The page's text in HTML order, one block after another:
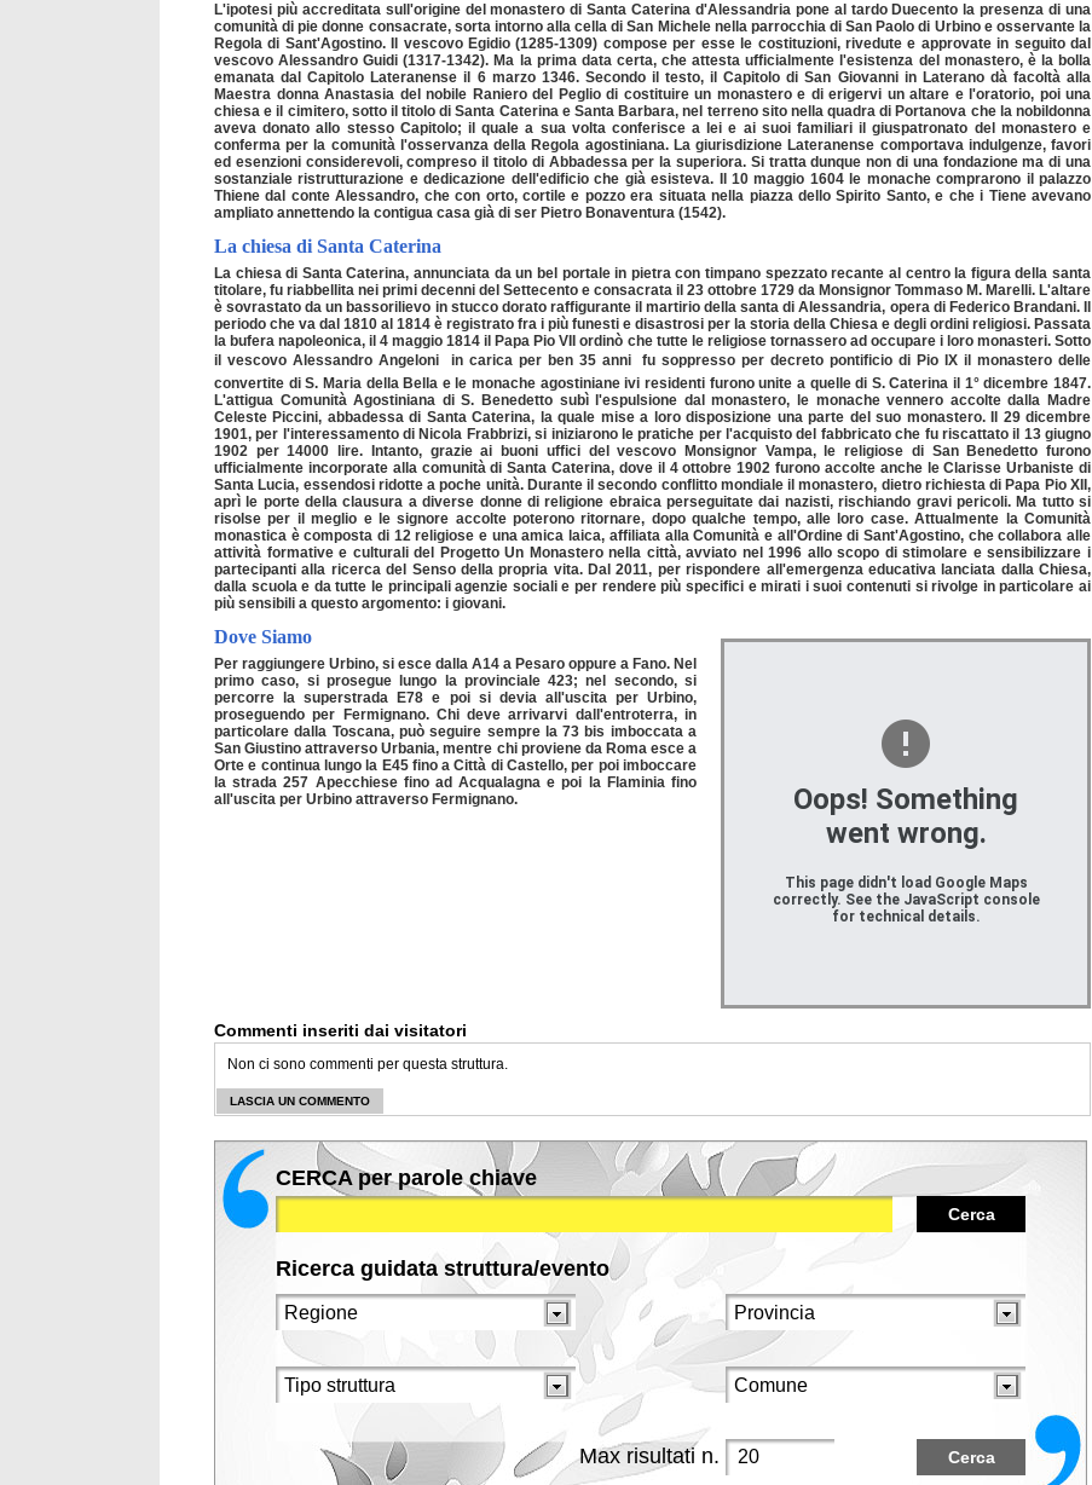
L'ipotesi più accreditata sull'origine del monastero di Santa Caterina d'Alessandria pone al tardo Duecento la presenza di una
comunità di pie donne consacrate, sorta intorno alla cella di San Michele nella parrocchia di San Paolo di Urbino e osservante la
Regola di Sant'Agostino. Il vescovo Egidio (1285-1309) compose per esse le costituzioni, rivedute e approvate in seguito dal
vescovo Alessandro Guidi (1317-1342). Ma la prima data certa, che attesta ufficialmente l'esistenza del monastero, è la bolla
emanata dal Capitolo Lateranense il 6 marzo 1346. Secondo il testo, il Capitolo di San Giovanni in Laterano dà facoltà alla
Maestra donna Anastasia del nobile Raniero del Peglio di costituire un monastero e di erigervi un altare e l'oratorio, poi una
chiesa e il cimitero, sotto il titolo di Santa Caterina e Santa Barbara, nel terreno sito nella quadra di Portanova che la nobildonna
aveva donato allo stesso Capitolo; il quale a sua volta conferisce a lei e ai suoi familiari il giuspatronato del monastero e
conferma per la comunità l'osservanza della Regola agostiniana. La giurisdizione Lateranense comportava indulgenze, favori
ed esenzioni considerevoli, compreso il titolo di Abbadessa per la superiora. Si tratta dunque non di una fondazione ma di una
sostanziale ristrutturazione e dedicazione dell'edificio che già esisteva. Il 10 maggio 1604 le monache comprarono il palazzo
Thiene dal conte Alessandro, che con orto, cortile e pozzo era situata nella piazza dello Spirito Santo, e che i Tiene avevano
ampliato annettendo la contigua casa già di ser Pietro Bonaventura (1542).
La chiesa di Santa Caterina
La chiesa di Santa Caterina, annunciata da un bel portale in pietra con timpano spezzato recante al centro la figura della santa
titolare, fu riabbellita nei primi decenni del Settecento e consacrata il 23 ottobre 1729 da Monsignor Tommaso M. Marelli. L'altare
è sovrastato da un bassorilievo in stucco dorato raffigurante il martirio della santa di Alessandria, opera di Federico Brandani. Il
periodo che va dal 1810 al 1814 è registrato fra i più funesti e disastrosi per la storia della Chiesa e degli ordini religiosi. Passata
la bufera napoleonica, il 4 maggio 1814 il Papa Pio VII ordinò che tutte le religiose tornassero ad occupare i loro monasteri. Sotto
il vescovo Alessandro Angeloni  in carica per ben 35 anni  fu soppresso per decreto pontificio di Pio IX il monastero delle
convertite di S. Maria della Bella e le monache agostiniane ivi residenti furono unite a quelle di S. Caterina il 1° dicembre 1847.
L'attigua Comunità Agostiniana di S. Benedetto subì l'espulsione dal monastero, le monache vennero accolte dalla Madre
Celeste Piccini, abbadessa di Santa Caterina, la quale mise a loro disposizione una parte del suo monastero. Il 29 dicembre
1901, per l'interessamento di Nicola Frabbrizi, si iniziarono le pratiche per l'acquisto del fabbricato che fu riscattato il 13 giugno
1902 per 14000 lire. Intanto, grazie ai buoni uffici del vescovo Monsignor Vampa, le religiose di San Benedetto furono
ufficialmente incorporate alla comunità di Santa Caterina, dove il 4 ottobre 1902 furono accolte anche le Clarisse Urbaniste di
Santa Lucia, essendosi ridotte a poche unità. Durante il secondo conflitto mondiale il monastero, dietro richiesta di Papa Pio XII,
aprì le porte della clausura a diverse donne di religione ebraica perseguitate dai nazisti, rischiando gravi pericoli. Ma tutto si
risolse per il meglio e le signore accolte poterono ritornare, dopo qualche tempo, alle loro case. Attualmente la Comunità
monastica è composta di 12 religiose e una amica laica, affiliata alla Comunità e all'Ordine di Sant'Agostino, che collabora alle
attività formative e culturali del Progetto Un Monastero nella città, avviato nel 1996 allo scopo di stimolare e sensibilizzare i
partecipanti alla ricerca del Senso della propria vita. Dal 2011, per rispondere all'emergenza educativa lanciata dalla Chiesa,
dalla scuola e da tutte le principali agenzie sociali e per rendere più specifici e mirati i suoi contenuti si rivolge in particolare ai
più sensibili a questo argomento: i giovani.
Oops! Something
went wrong.
This page didn't load Google Maps
correctly. See the JavaScript console
for technical details.
Dove Siamo
Per raggiungere Urbino, si esce dalla A14 a Pesaro oppure a Fano. Nel
primo caso, si prosegue lungo la provinciale 423; nel secondo, si
percorre la superstrada E78 e poi si devia all'uscita per Urbino,
proseguendo per Fermignano. Chi deve arrivarvi dall'entroterra, in
particolare dalla Toscana, può seguire sempre la 73 bis imboccata a
San Giustino attraverso Urbania, mentre chi proviene da Roma esce a
Orte e continua lungo la E45 fino a Città di Castello, per poi imboccare
la strada 257 Apecchiese fino ad Acqualagna e poi la Flaminia fino
all'uscita per Urbino attraverso Fermignano.
Commenti inseriti dai visitatori
Non ci sono commenti per questa struttura.
LASCIA UN COMMENTO
CERCA per parole chiave
Cerca
Ricerca guidata struttura/evento
Max risultati n. Cerca